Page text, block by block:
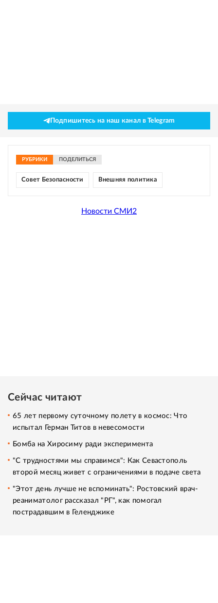
Подпишитесь на наш канал в Telegram
РУБРИКИ ПОДЕЛИТЬСЯ
Совет Безопасности Внешняя политика
Новости СМИ2
Сейчас читают
65 лет первому суточному полету в космос: Что
испытал Герман Титов в невесомости
Бомба на Хиросиму ради эксперимента
"С трудностями мы справимся": Как Севастополь
второй месяц живет с ограничениями в подаче света
"Этот день лучше не вспоминать": Ростовский врач-
реаниматолог рассказал "РГ", как помогал
пострадавшим в Геленджике